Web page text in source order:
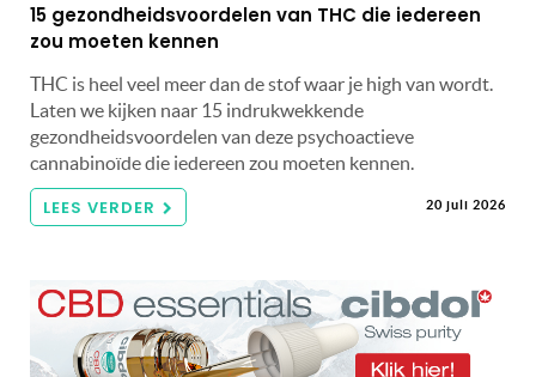
15 gezondheidsvoordelen van THC die iedereen
zou moeten kennen
THC is heel veel meer dan de stof waar je high van wordt.
Laten we kijken naar 15 indrukwekkende
gezondheidsvoordelen van deze psychoactieve
cannabinoïde die iedereen zou moeten kennen.
LEES VERDER 20 juli 2026